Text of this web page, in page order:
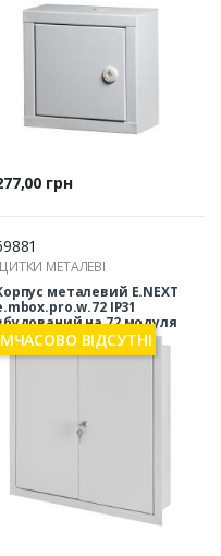
грн
МЕТАЛЕВІ
металевий E.NEXT
IP31
на 72 модуля
ВІДСУТНІ